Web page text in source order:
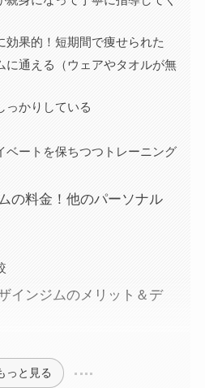
果的！短期間で痩せられた
通える（ウェアやタオルが無
かりしている
ートを保ちつつトレーニング
の料金！他のパーソナル
インジムのメリット＆デ
っと見る